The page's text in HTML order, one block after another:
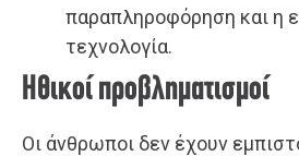
παραπληροφόρηση και η
τεχνολογία.
Ηθικοί προβληματισμοί
Οι άνθρωποι δεν έχουν